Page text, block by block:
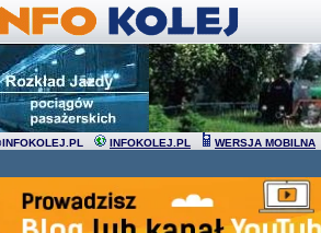
INFOKOLEJ.PL INFOKOLEJ.PL WERSJA MOBILNA